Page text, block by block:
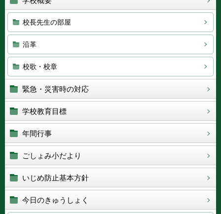
校長先生の部屋
沿革
校歌・校章
緊急・災害時の対応
学校教育目標
年間行事
ごしょみ小だより
いじめ防止基本方針
今日のきゅうしょく